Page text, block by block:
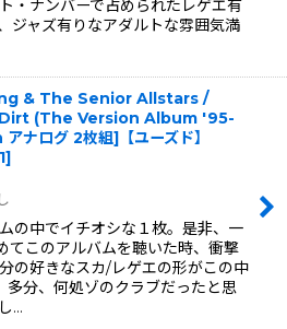
・ナンバーで占められたレゲエ有
ジャズ有りなアダルトな雰囲気満
& The Senior Allstars /
(The Version Album '95-
ナログ 2枚組]【ユーズド】
]
の中でイチオシな１枚。是非、一
てこのアルバムを聴いた時、衝撃
の好きなスカ/レゲエの形がこの中
多分、何処ゾのクラブだったと思
…